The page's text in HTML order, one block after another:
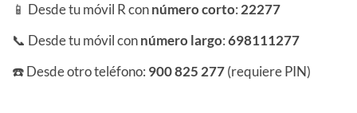
📱 Desde tu móvil R connúmero corto: 22277
📞 Desde tu móvil connúmero largo:698111277
☎️ Desde otro teléfono: 900 825 277(requiere PIN)